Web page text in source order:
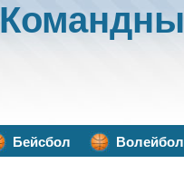
Бейсбол Волейбол